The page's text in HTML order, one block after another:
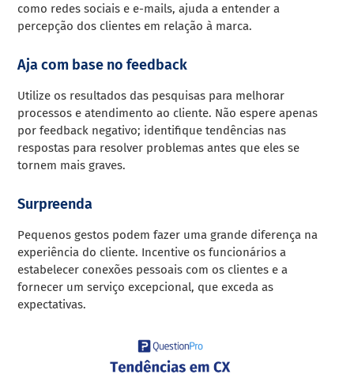
como redes sociais e e-mails, ajuda a entender a
percepção dos clientes em relação à marca.
Aja com base no feedback
Utilize os resultados das pesquisas para melhorar
processos e atendimento ao cliente. Não espere apenas
por feedback negativo; identifique tendências nas
respostas para resolver problemas antes que eles se
tornem mais graves.
Surpreenda
Pequenos gestos podem fazer uma grande diferença na
experiência do cliente. Incentive os funcionários a
estabelecer conexões pessoais com os clientes e a
fornecer um serviço excepcional, que exceda as
expectativas.